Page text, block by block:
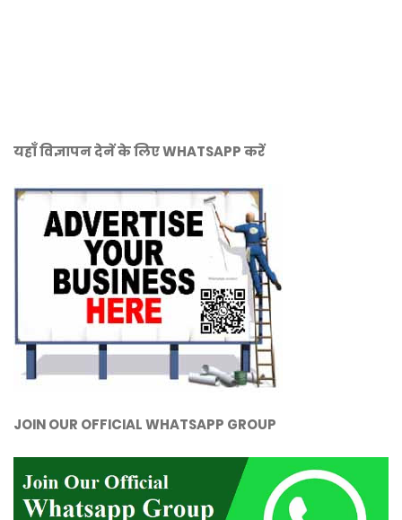
यहाँ विज्ञापन देनें के लिए WHATSAPP करें
JOIN OUR OFFICIAL WHATSAPP GROUP